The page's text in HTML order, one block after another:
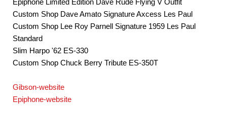
Custom Shop Dave Amato Signature Axcess Les Paul
Custom Shop Lee Roy Parnell Signature 1959 Les Paul
Standard
Slim Harpo '62 ES-330
Custom Shop Chuck Berry Tribute ES-350T
Gibson-website
Epiphone-website